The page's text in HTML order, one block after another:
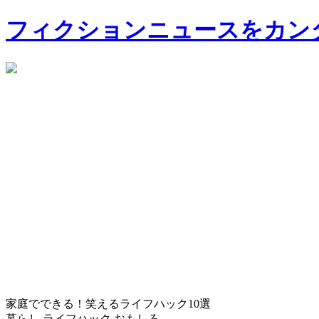
フィクションニュースをカン
家庭でできる！笑えるライフハック10選